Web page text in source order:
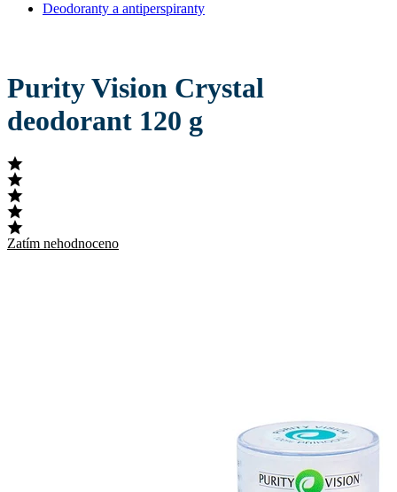
Deodoranty a antiperspiranty
Purity Vision Crystal
deodorant 120 g
Zatím nehodnoceno